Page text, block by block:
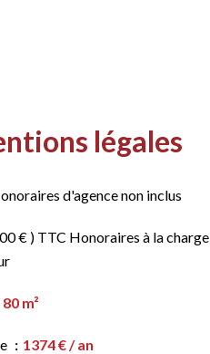
légales
d'agence non inclus
€ ) TTC Honoraires à la charge
80 m²
1374 € / an